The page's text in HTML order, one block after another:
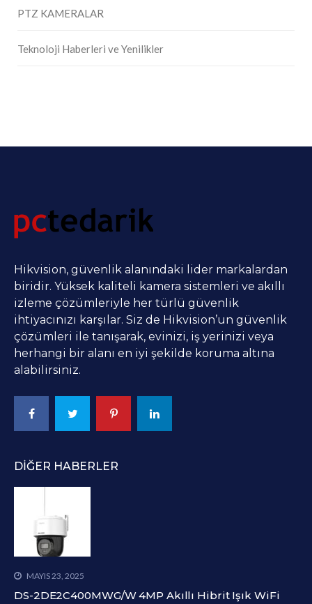
PTZ KAMERALAR
Teknoloji Haberleri ve Yenilikler
Hikvision, güvenlik alanındaki lider markalardan
biridir. Yüksek kaliteli kamera sistemleri ve akıllı
izleme çözümleriyle her türlü güvenlik
ihtiyacınızı karşılar. Siz de Hikvision’un güvenlik
çözümleri ile tanışarak, evinizi, iş yerinizi veya
herhangi bir alanı en iyi şekilde koruma altına
alabilirsiniz.
DIĞER HABERLER
MAYIS 23, 2025
DS-2DE2C400MWG/W 4MP Akıllı Hibrit Işık WiFi